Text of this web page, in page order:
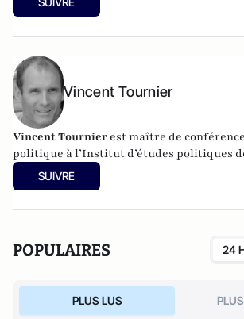
de grands groupes sur les nouvelles
National des Hautes Etudes et de
national de France Télévision et
Vincent Tournier
Vincent Tournier est maître de
politique à l’Institut d’études politiques
SUIVRE
POPULAIRES 24
PLUS LUS